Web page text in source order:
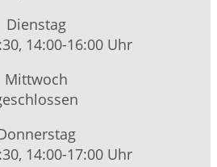
Dienstag
14:00-16:00 Uhr
Mittwoch
14:00-17:00 Uhr